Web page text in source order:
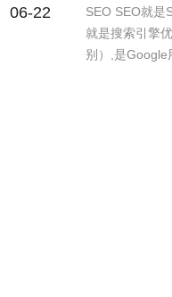
06-22
SEO SEO就是
就是搜索引擎
别）,是Google